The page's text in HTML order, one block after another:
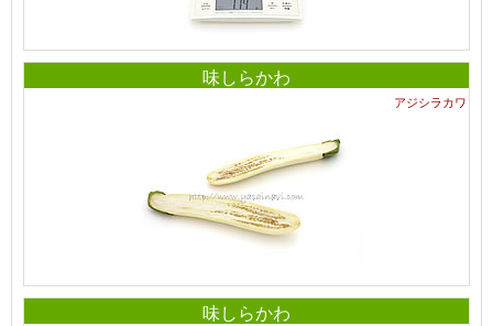
味しらかわ
アジシラカワ
味しらかわ